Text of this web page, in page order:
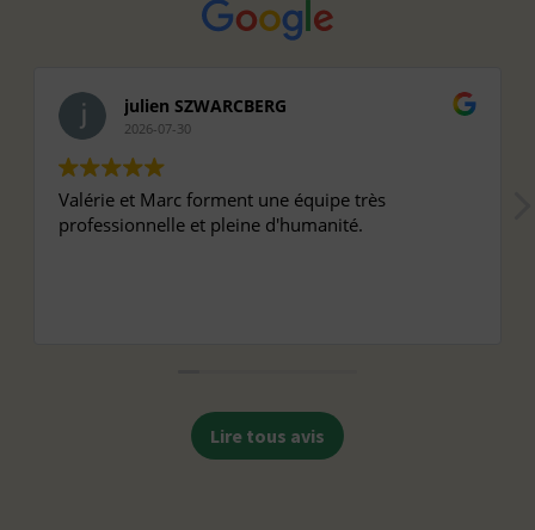
julien SZWARCBERG
2026-07-30
Valérie et Marc forment une équipe très
professionnelle et pleine d'humanité.
Lire tous avis